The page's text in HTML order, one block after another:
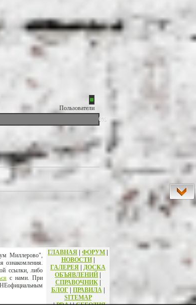
Пользователи
0%
Миллерово",
ознакомления.
ссылки, либо
с нами. При
ГЛАВНАЯ | ФОРУМ |
НОВОСТИ|
ГАЛЕРЕЯ | ДОСКА
ОБЪЯВЛЕНИЙ |
СПРАВОЧНИК|
БЛОГ | ПРАВИЛА |
SITEMAP